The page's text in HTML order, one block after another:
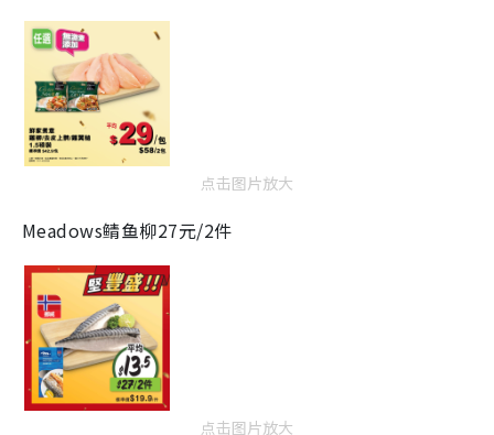
点击图片放大
Meadows鲭鱼柳27元/2件
点击图片放大